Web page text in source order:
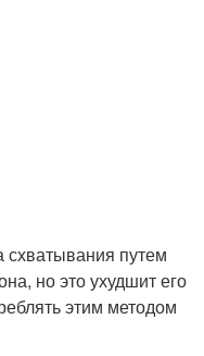
путем
но это ухудшит его
этим методом